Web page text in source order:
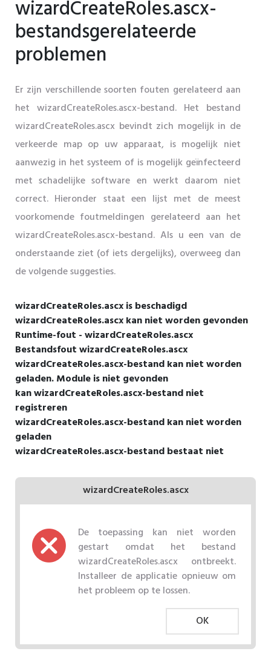
wizardCreateRoles.ascx-
bestandsgerelateerde
problemen
Er zijn verschillende soorten fouten gerelateerd aan
het wizardCreateRoles.ascx-bestand. Het bestand
wizardCreateRoles.ascx bevindt zich mogelijk in de
verkeerde map op uw apparaat, is mogelijk niet
aanwezig in het systeem of is mogelijk geïnfecteerd
met schadelijke software en werkt daarom niet
correct. Hieronder staat een lijst met de meest
voorkomende foutmeldingen gerelateerd aan het
wizardCreateRoles.ascx-bestand. Als u een van de
onderstaande ziet (of iets dergelijks), overweeg dan
de volgende suggesties.
wizardCreateRoles.ascx is beschadigd
wizardCreateRoles.ascx kan niet worden gevonden
Runtime-fout - wizardCreateRoles.ascx
Bestandsfout wizardCreateRoles.ascx
wizardCreateRoles.ascx-bestand kan niet worden
geladen. Module is niet gevonden
kan wizardCreateRoles.ascx-bestand niet
registreren
wizardCreateRoles.ascx-bestand kan niet worden
geladen
wizardCreateRoles.ascx-bestand bestaat niet
wizardCreateRoles.ascx
De toepassing kan niet worden
gestart omdat het bestand
wizardCreateRoles.ascx ontbreekt.
Installeer de applicatie opnieuw om
het probleem op te lossen.
OK